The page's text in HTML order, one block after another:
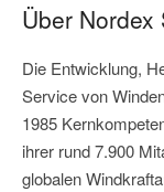
Über Nordex
Die Entwicklung,
Service von
1985
ihrer rund 7.900
globalen